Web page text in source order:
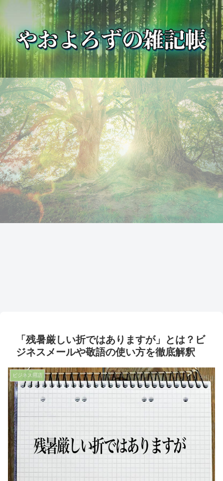
「残暑厳しい折ではありますが」とは？ビ
ジネスメールや敬語の使い方を徹底解釈
ビジネス用語